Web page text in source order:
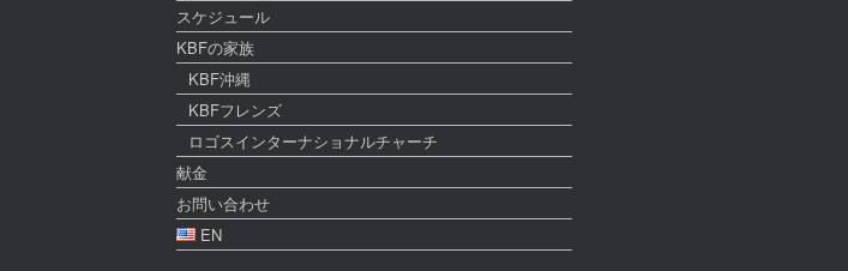
スケジュール
KBFの家族
KBF沖縄
KBFフレンズ
ロゴスインターナショナルチャーチ
献金
お問い合わせ
EN